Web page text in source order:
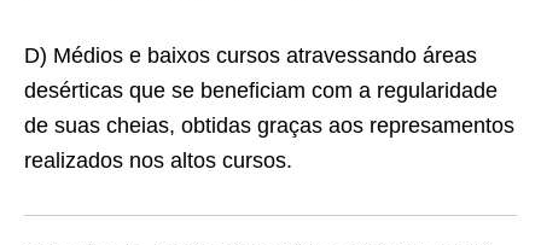
D) Médios e baixos cursos atravessando áreas
desérticas que se beneficiam com a regularidade
de suas cheias, obtidas graças aos represamentos
realizados nos altos cursos.